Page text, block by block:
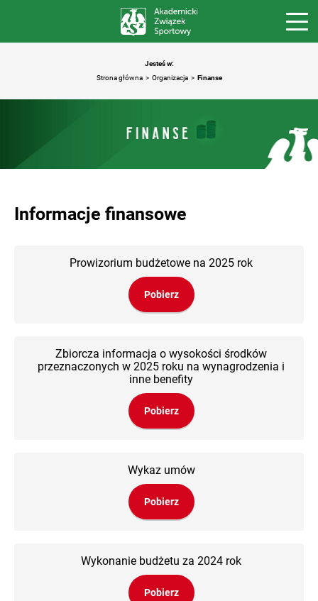
Jesteś w:
Strona główna
Organizacja Finanse
Informacje finansowe
Prowizorium budżetowe na 2025 rok
Pobierz
Zbiorcza informacja o wysokości środków
przeznaczonych w 2025 roku na wynagrodzenia i
inne benefity
Pobierz
Wykaz umów
Pobierz
Wykonanie budżetu za 2024 rok
Pobierz